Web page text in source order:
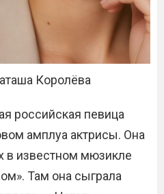
Королёва
российская певица
амплуа актрисы. Она
в известном мюзикле
Там она сыграла